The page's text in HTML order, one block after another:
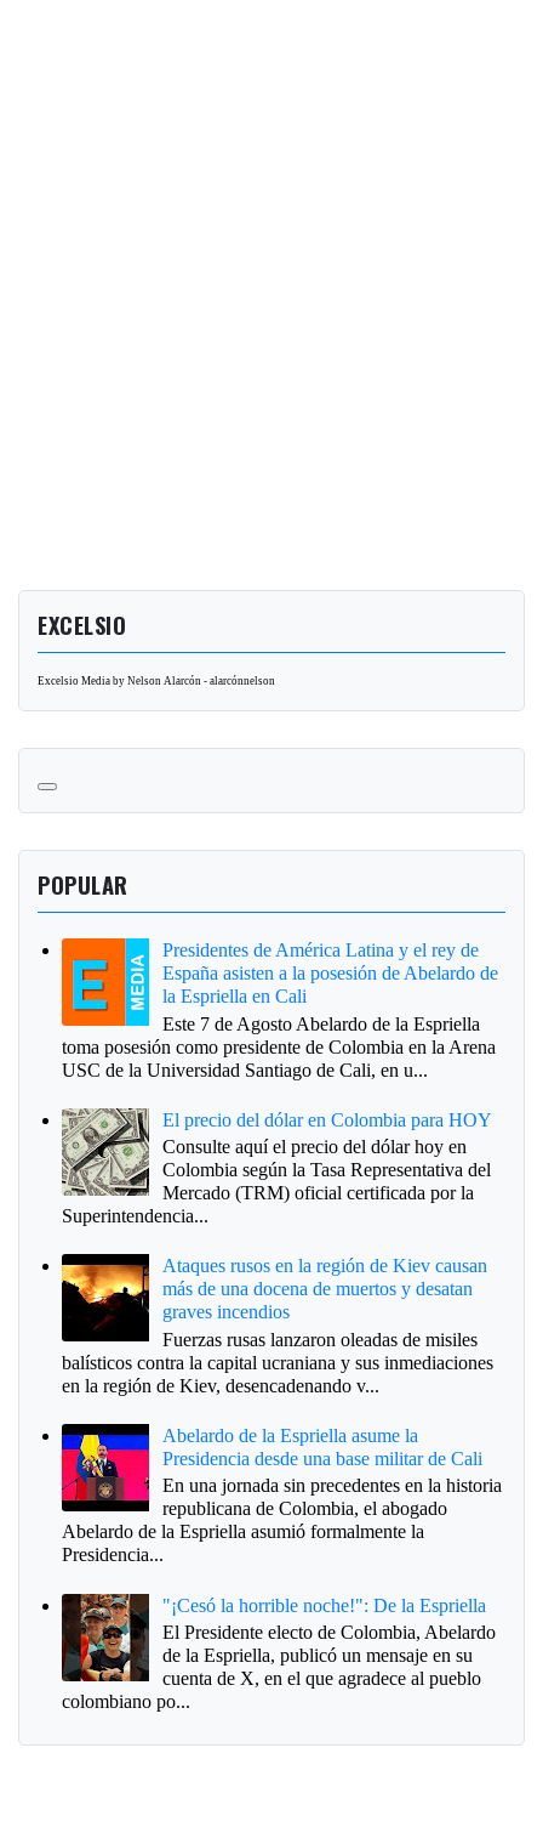
EXCELSIO
Excelsio Media by Nelson Alarcón - alarcónnelson
POPULAR
Presidentes de América Latina y el rey de
España asisten a la posesión de Abelardo de
la Espriella en Cali
Este 7 de Agosto Abelardo de la Espriella
toma posesión como presidente de Colombia en la Arena
USC de la Universidad Santiago de Cali, en u...
El precio del dólar en Colombia para HOY
Consulte aquí el precio del dólar hoy en
Colombia según la Tasa Representativa del
Mercado (TRM) oficial certificada por la
Superintendencia...
Ataques rusos en la región de Kiev causan
más de una docena de muertos y desatan
graves incendios
Fuerzas rusas lanzaron oleadas de misiles
balísticos contra la capital ucraniana y sus inmediaciones
en la región de Kiev, desencadenando v...
Abelardo de la Espriella asume la
Presidencia desde una base militar de Cali
En una jornada sin precedentes en la historia
republicana de Colombia, el abogado
Abelardo de la Espriella asumió formalmente la
Presidencia...
"¡Cesó la horrible noche!": De la Espriella
El Presidente electo de Colombia, Abelardo
de la Espriella, publicó un mensaje en su
cuenta de X, en el que agradece al pueblo
colombiano po...